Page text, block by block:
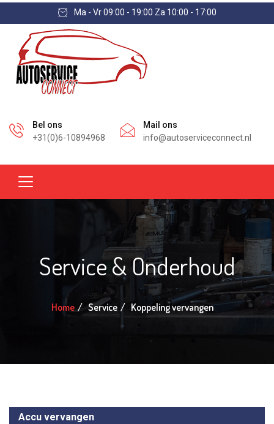
Ma - Vr 09:00 - 19:00 Za 10:00 - 17:00
Bel ons
+31(0)6-10894968
Mail ons
info@autoserviceconnect.nl
Service & Onderhoud
Home Service Koppeling vervangen
Accu vervangen